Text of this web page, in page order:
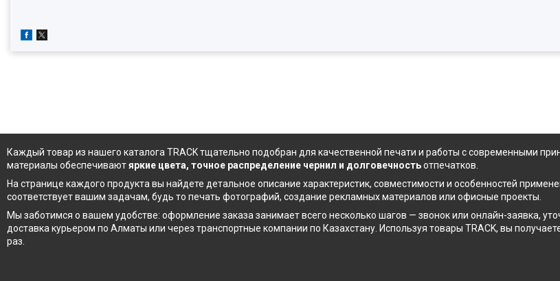
Каждый товар из нашего каталога TRACK тщательно подобран для качественной печати и работы с современными
материалы обеспечиваютяркие цвета, точное распределение чернил и долговечностьотпечатков.
На странице каждого продукта вы найдете детальное описание характеристик, совместимости и особенностей
соответствует вашим задачам, будь то печать фотографий, создание рекламных материалов или офисные проекты.
Мы заботимся о вашем удобстве: оформление заказа занимает всего несколько шагов — звонок или онлайн-заявка,
доставка курьером по Алматы или через транспортные компании по Казахстану. Используя товары TRACK, вы
раз.